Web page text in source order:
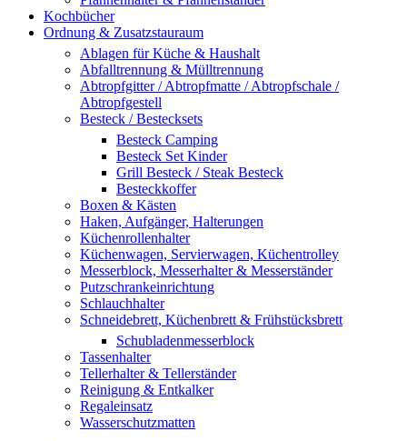
Kochbücher
Ordnung & Zusatzstauraum
Ablagen für Küche & Haushalt
Abfalltrennung & Mülltrennung
Abtropfgitter / Abtropfmatte / Abtropfschale /
Abtropfgestell
Besteck / Bestecksets
Besteck Camping
Besteck Set Kinder
Grill Besteck / Steak Besteck
Besteckkoffer
Boxen & Kästen
Haken, Aufgänger, Halterungen
Küchenrollenhalter
Küchenwagen, Servierwagen, Küchentrolley
Messerblock, Messerhalter & Messerständer
Putzschrankeinrichtung
Schlauchhalter
Schneidebrett, Küchenbrett & Frühstücksbrett
Schubladenmesserblock
Tassenhalter
Tellerhalter & Tellerständer
Reinigung & Entkalker
Regaleinsatz
Wasserschutzmatten